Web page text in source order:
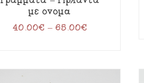
με όνομα
40.00€ – 65.00€